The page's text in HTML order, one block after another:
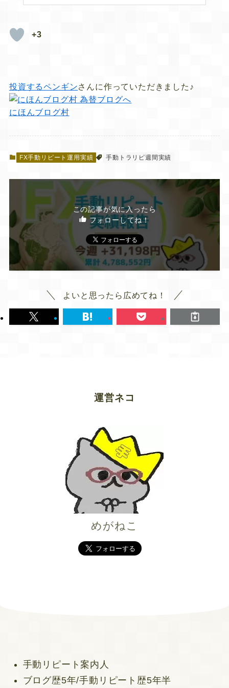
+3
投資するペンギンさんに作っていただきました♪
にほんブログ村
FX手動リピート運用実績 手動トラリピ週間実績
この記事が気に入ったら
フォローしてね！
よいと思ったら広めてね！
運営ネコ
めがねこ
手動リピート案内人
ブログ歴5年/手動リピート歴5年半